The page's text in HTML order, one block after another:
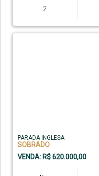
2
PARADA INGLESA
SOBRADO
VENDA: R$ 620.000,00